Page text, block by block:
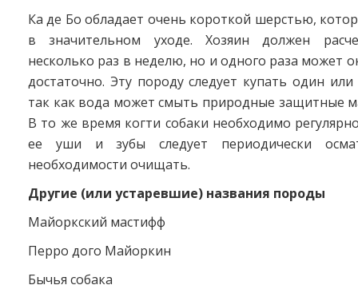
Ка де Бо обладает очень короткой шерстью,
в значительном уходе. Хозяин должен
несколько раз в неделю, но и одного раза может
достаточно. Эту породу следует купать один
так как вода может смыть природные защитные
В то же время когти собаки необходимо
ее уши и зубы следует периодически
необходимости очищать.
Другие (или устаревшие) названия породы
Майоркский мастифф
Перро дого Майоркин
Бычья собака